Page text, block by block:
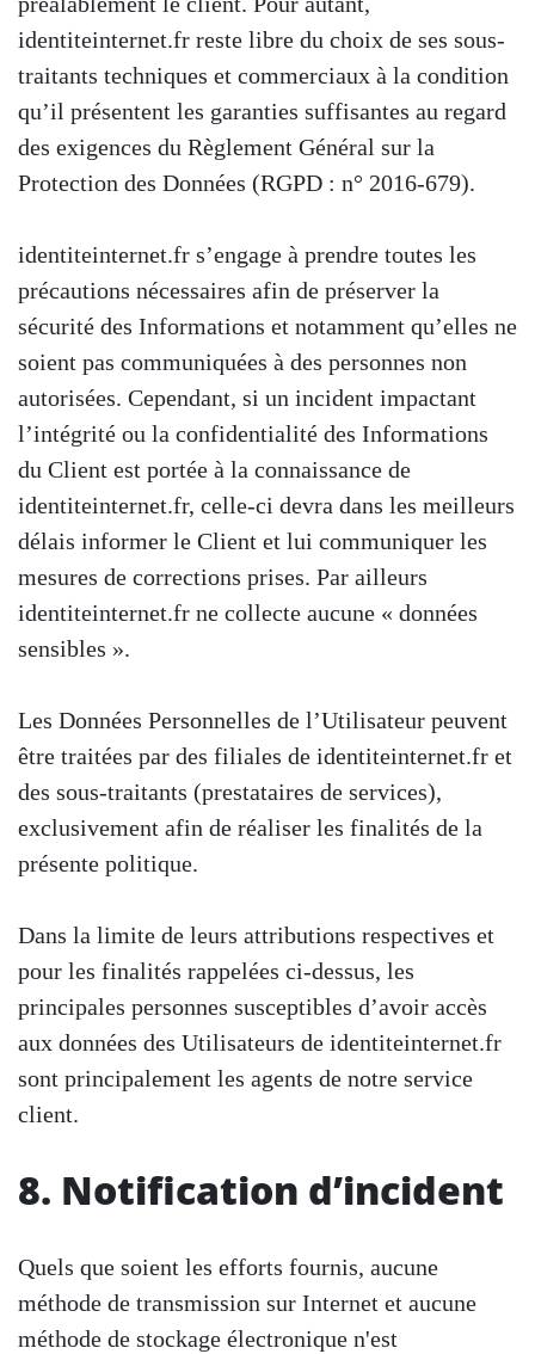
identiteinternet.fr reste libre du choix de ses sous-
traitants techniques et commerciaux à la condition
qu’il présentent les garanties suffisantes au regard
des exigences du Règlement Général sur la
Protection des Données (RGPD : n° 2016-679).
identiteinternet.fr s’engage à prendre toutes les
précautions nécessaires afin de préserver la
sécurité des Informations et notamment qu’elles ne
soient pas communiquées à des personnes non
autorisées. Cependant, si un incident impactant
l’intégrité ou la confidentialité des Informations
du Client est portée à la connaissance de
identiteinternet.fr, celle-ci devra dans les meilleurs
délais informer le Client et lui communiquer les
mesures de corrections prises. Par ailleurs
identiteinternet.fr ne collecte aucune « données
sensibles ».
Les Données Personnelles de l’Utilisateur peuvent
être traitées par des filiales de identiteinternet.fr et
des sous-traitants (prestataires de services),
exclusivement afin de réaliser les finalités de la
présente politique.
Dans la limite de leurs attributions respectives et
pour les finalités rappelées ci-dessus, les
principales personnes susceptibles d’avoir accès
aux données des Utilisateurs de identiteinternet.fr
sont principalement les agents de notre service
client.
8. Notification d’incident
Quels que soient les efforts fournis, aucune
méthode de transmission sur Internet et aucune
méthode de stockage électronique n'est